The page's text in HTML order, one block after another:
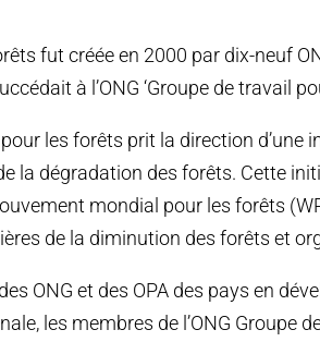
fut créée en 2000 par dix-neuf
à l’ONG ‘Groupe de travail
les forêts prit la direction
la dégradation des forêts. Cette
mondial pour les forêts
de la diminution des forêts et
ONG et des OPA des pays en
les membres de l’ONG Groupe